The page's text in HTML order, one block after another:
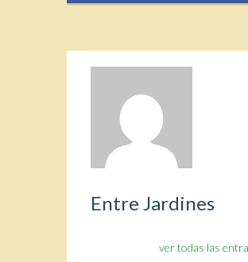
Entre Jardines
ver todas las